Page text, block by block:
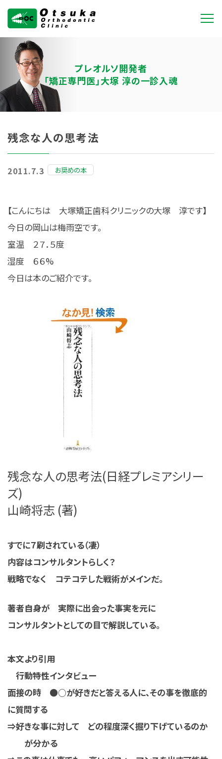
大塚矯正歯科クリニ
ック
プレオルソ開発者
「矯正専門医」大塚 淳の一診入魂
残念な人の思考法
2011.7.3 お奨めの本
【こんにちは 大塚矯正歯科クリニックの大塚 淳です】
今日の岡山は梅雨空です。
室温 ２７．５度
湿度 ６６%
今日は本のご紹介です。
残念な人の思考法(日経プレミアシリー
ズ)
山崎将志 (著)
すでに７刷されている（凄）
内容はコンサルタントらしく？
戦略でなく コテコテした戦術がメインだ。
著者自身が 実際に出会った事実を元に
コンサルタントとしての目で解説している。
本文より引用
行動特性インタビュー
面接の時 ●○が好きだと答える人に、その事を徹底的
に質問する
⇒好きな事に対して どの程度深く掘り下げているのか
が分かる